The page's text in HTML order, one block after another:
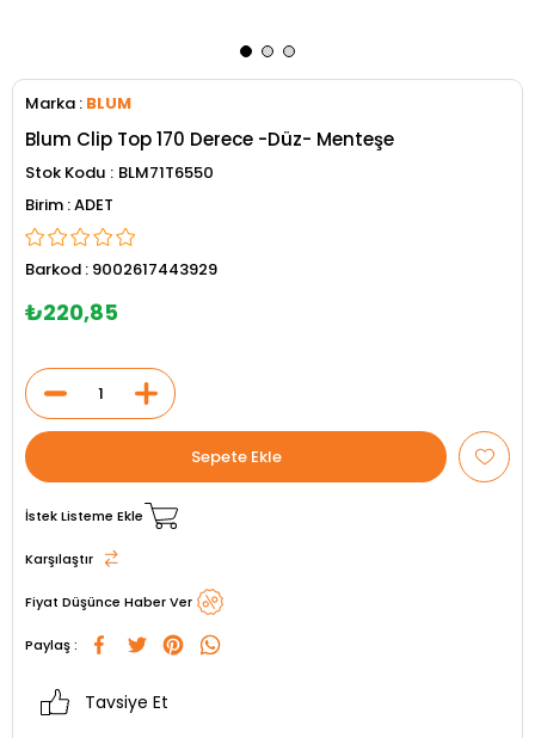
Marka : BLUM
Blum Clip Top 170 Derece -Düz- Menteşe
Stok Kodu
BLM71T6550
ADET
Barkod : 9002617443929
₺220,85
İstek Listeme Ekle
Karşılaştır
Fiyat Düşünce Haber Ver
Paylaş :
Tavsiye Et